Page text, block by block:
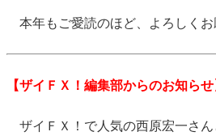
本年もご愛読のほど、よろしくお
【ザイＦＸ！編集部からのお知らせ
ザイＦＸ！で人気の西原宏一さ